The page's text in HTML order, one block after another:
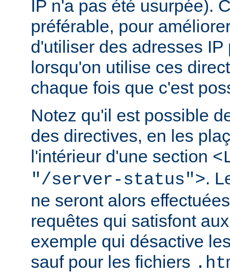
IP n'a pas été usurpée).
préférable, pour
d'utiliser des adresses
lorsqu'on utilise ces
chaque fois que c'est
Notez qu'il est possible
des directives, en les
l'intérieur d'une section
"/server-status">.
ne seront alors
requêtes qui satisfont
exemple qui désactive
sauf pour les fichiers